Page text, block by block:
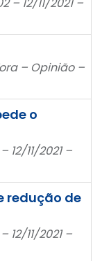
– 12/11/2021 –
– Opinião –
o
12/11/2021 –
redução de
12/11/2021 –